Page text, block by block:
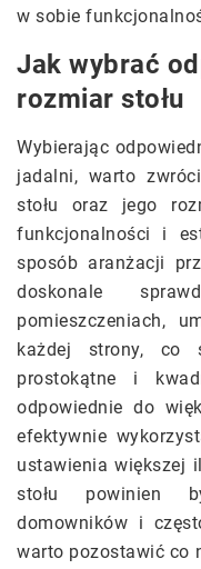
w sobie
Jak wybrać
rozmiar stołu
Wybierając
jadalni, warto
stołu oraz jego
funkcjonalności i
sposób aranżacji
doskonale
pomieszczeniach,
każdej strony, co
prostokątne i
odpowiednie do
efektywnie
ustawienia większej
stołu powinien
domowników i
warto pozostawić co